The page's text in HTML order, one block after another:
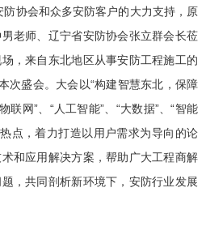
协会和众多安防客户的大力支持，原
老师、辽宁省安防协会张立群会长莅
，来自东北地区从事安防工程施工的
次盛会。大会以“构建智慧东北，保障
联网”、“人工智能”、“大数据”、“智能
点，着力打造以用户需求为导向的论
和应用解决方案，帮助广大工程商解
，共同剖析新环境下，安防行业发展